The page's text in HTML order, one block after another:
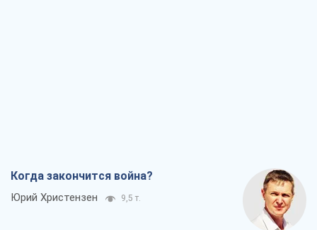
Когда закончится война?
Юрий Христензен 9,5 т.